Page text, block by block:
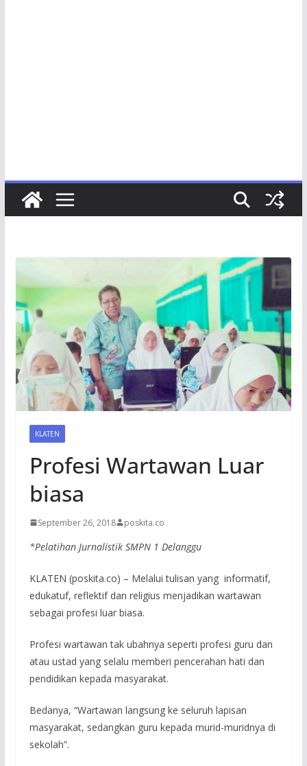
KLATEN
Profesi Wartawan Luar
biasa
September 26, 2018 poskita.co
*Pelatihan Jurnalistik SMPN 1 Delanggu
KLATEN (poskita.co) – Melalui tulisan yang informatif,
edukatuf, reflektif dan religius menjadikan wartawan
sebagai profesi luar biasa.
Profesi wartawan tak ubahnya seperti profesi guru dan
atau ustad yang selalu memberi pencerahan hati dan
pendidikan kepada masyarakat.
Bedanya, “Wartawan langsung ke seluruh lapisan
masyarakat, sedangkan guru kepada murid-muridnya di
sekolah”.